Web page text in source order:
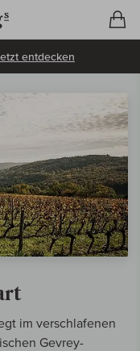
entdecken
im verschlafenen
Gevrey-